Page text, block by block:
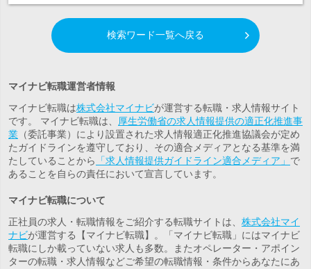
検索ワード一覧へ戻る
マイナビ転職運営者情報
マイナビ転職は株式会社マイナビが運営する転職・求人情報サイト
です。 マイナビ転職は、
厚生労働省の求人情報提供の適正化推進事
業 （委託事業）により設置された求人情報適正化推進協議会が定め
たガイドラインを遵守しており、その適合メディアとなる基準を満
たしていることから
「求人情報提供ガイドライン適合メディア」 で
あることを自らの責任において宣言しています。
マイナビ転職について
正社員の求人・転職情報をご紹介する転職サイトは、 株式会社マイ
ナビが運営する【マイナビ転職】。「マイナビ転職」にはマイナビ
転職にしか載っていない求人も多数。またオペレーター・アポイン
ターの転職・求人情報などご希望の転職情報・条件からあなたにあ